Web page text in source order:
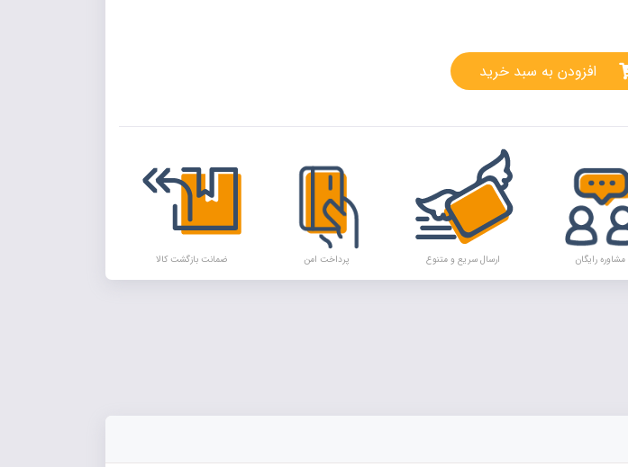
افزودن به سبد خرید
مشاوره رایگان ارسال سریع و متنوع پرداخت امن ضمانت بازگشت کالا